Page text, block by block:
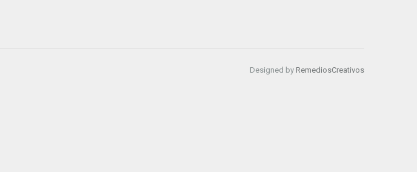
Designed by RemediosCreativos